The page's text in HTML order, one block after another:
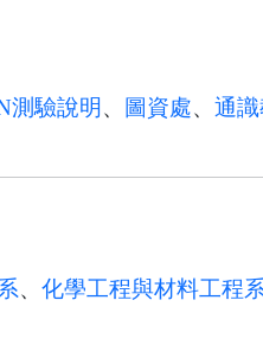
測驗說明 、 圖資處、 通
、 化學工程與材料工程